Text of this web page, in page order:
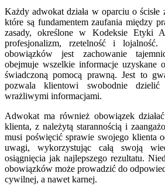
Każdy adwokat działa w oparciu o
które są fundamentem zaufania między
zasady, określone w Kodeksie Etyki
profesjonalizm, rzetelność i
obowiązków jest zachowanie
obejmuje wszelkie informacje
świadczoną pomocą prawną. Jest to
pozwala klientowi swobodnie
wrażliwymi informacjami.
Adwokat ma również obowiązek
klienta, z należytą starannością i
musi poświęcić sprawie swojego klienta
uwagi, wykorzystując całą swoją
osiągnięcia jak najlepszego rezultatu.
obowiązków może prowadzić do
cywilnej, a nawet karnej.